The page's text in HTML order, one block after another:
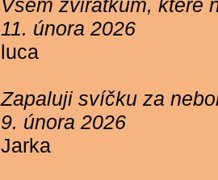
Vsem zviratkum, ktere
11. února 2026
luca
Zapaluji svíčku za
9. února 2026
Jarka